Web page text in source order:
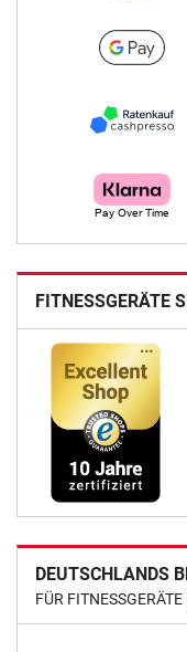
FITNESSGERÄTE
DEUTSCHLANDS
FÜR